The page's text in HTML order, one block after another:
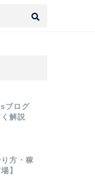
ブログ
解説
方・稼
】